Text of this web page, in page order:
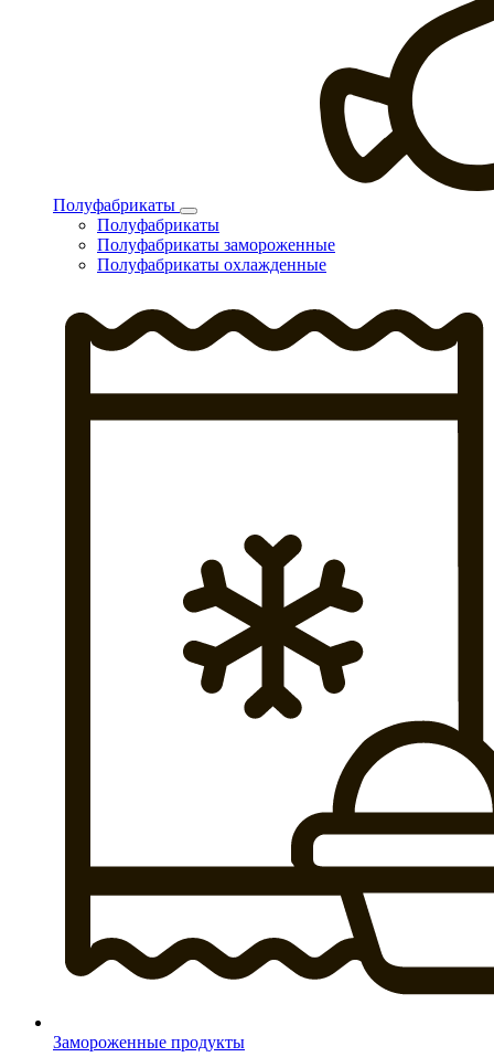
Полуфабрикаты
Полуфабрикаты
Полуфабрикаты замороженные
Полуфабрикаты охлажденные
Замороженные продукты